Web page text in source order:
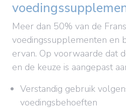
Meer dan 50% van de
voedingssupplementen en
ervan. Op voorwaarde dat
en de keuze is aangepast
Verstandig gebruik
voedingsbehoeften